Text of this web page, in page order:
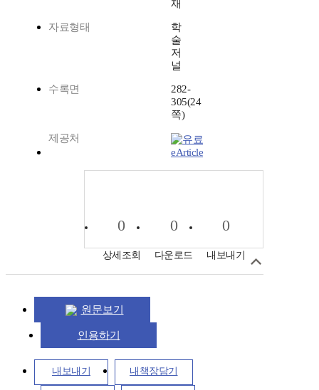
재
자료형태
학
술
저
널
수록면
282-
305(24
쪽)
제공처
eArticle
0
상세조회
0
다운로드
0
내보내기
원문보기
인용하기
내보내기 내책장담기